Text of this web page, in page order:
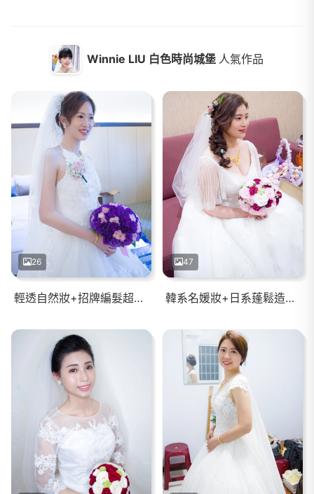
Winnie LIU 白色時尚城堡 人氣作品
26
輕透自然妝+招牌編髮超美新娘(台南桂田)
47
韓系名媛妝+日系蓬鬆造型(高雄寒軒酒店)